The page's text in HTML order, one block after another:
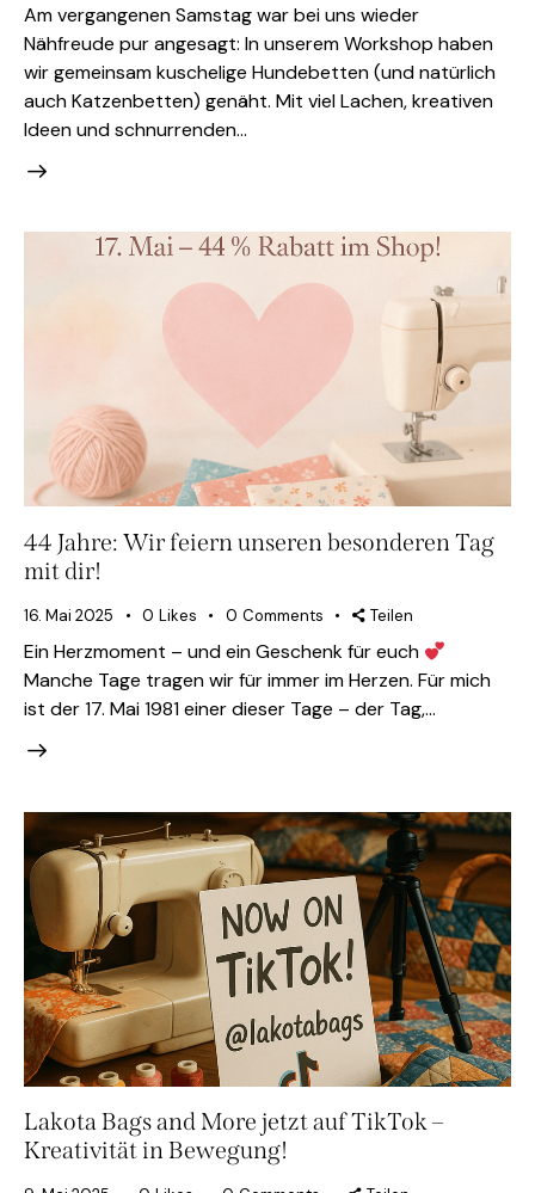
Am vergangenen Samstag war bei uns wieder
Nähfreude pur angesagt: In unserem Workshop haben
wir gemeinsam kuschelige Hundebetten (und natürlich
auch Katzenbetten) genäht. Mit viel Lachen, kreativen
Ideen und schnurrenden…
44 Jahre: Wir feiern unseren besonderen Tag
mit dir!
16. Mai 2025 0 Likes 0 Comments Teilen
Ein Herzmoment – und ein Geschenk für euch
Manche Tage tragen wir für immer im Herzen. Für mich
ist der 17. Mai 1981 einer dieser Tage – der Tag,…
Lakota Bags and More jetzt auf TikTok –
Kreativität in Bewegung!